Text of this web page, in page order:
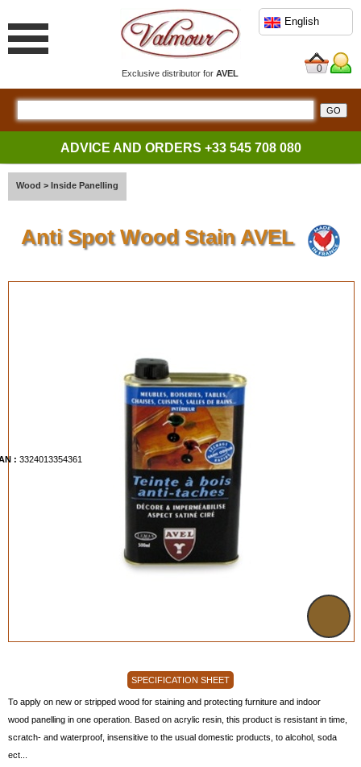
Exclusive distributor forAVEL
English
0
ADVICE AND ORDERS +33 545 708 080
Wood > Inside Panelling
Anti Spot Wood Stain AVEL
SPECIFICATION SHEET
To apply on new or stripped wood for staining and protecting furniture and indoor
wood panelling in one operation. Based on acrylic resin, this product is resistant in time,
scratch- and waterproof, insensitive to the usual domestic products, to alcohol, soda
ect...
: 3324013354361